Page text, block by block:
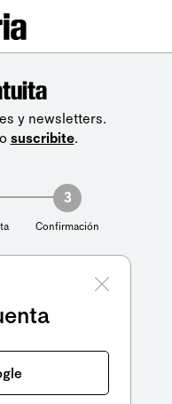
y newsletters.
suscribite.
3
Confirmación